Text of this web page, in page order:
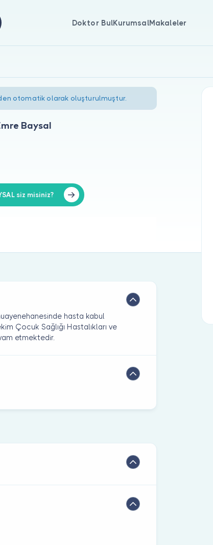
Doktor BulKurumsalMakaleler
otomatik olarak oluşturulmuştur.
Baysal
siz misiniz?
hasta kabul
Çocuk Sağlığı Hastalıkları ve
etmektedir.